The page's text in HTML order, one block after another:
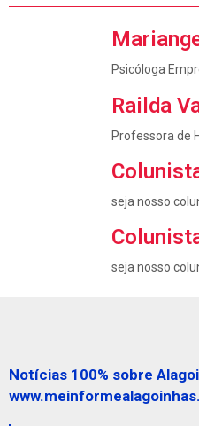
Psicóloga
Railda
Professora de
seja nosso
seja nosso
Notícias 100% sobre